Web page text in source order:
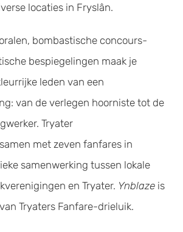
locaties in Fryslân.
bombastische concours-
bespiegelingen maak je
leden van een
van de verlegen hoorniste tot de
Tryater
samen met zeven fanfares in
samenwerking tussen lokale
en Tryater. Ynblaze is
Tryaters Fanfare-drieluik.